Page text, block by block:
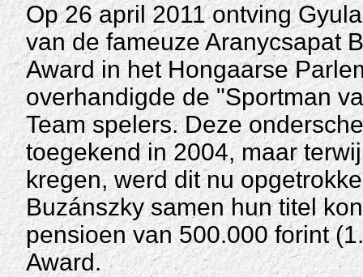
Op 26 april 2011 ontving
van de fameuze Aranycsapat
Award in het Hongaarse
overhandigde de "Sportman
Team spelers. Deze
toegekend in 2004, maar
kregen, werd dit nu
Buzánszky samen hun titel
pensioen van 500.000 forint
Award.